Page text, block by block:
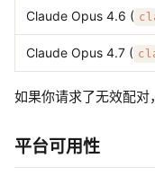
Claude Opus 4.6 (
Claude Opus 4.7 (
如果你请求了无效配对
平台可用性